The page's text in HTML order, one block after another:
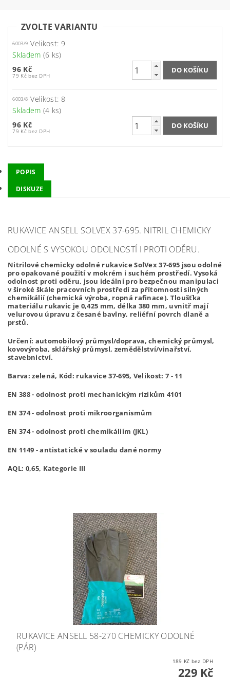
ZVOLTE VARIANTU
6003/9 Velikost: 9
Skladem (6 ks)
96 Kč
79 Kč bez DPH
6003/8 Velikost: 8
Skladem (4 ks)
96 Kč
79 Kč bez DPH
POPIS
DISKUZE
RUKAVICE ANSELL SOLVEX 37-695. NITRIL CHEMICKY
ODOLNÉ S VYSOKOU ODOLNOSTÍ I PROTI ODĚRU.
Nitrilové chemicky odolné rukavice SolVex 37-695 jsou odolné
pro opakované použití v mokrém i suchém prostředí. Vysoká
odolnost proti oděru, jsou ideální pro bezpečnou manipulaci
v široké škále pracovních prostředí za přítomnosti silných
chemikálií (chemická výroba, ropná rafinace). Tloušťka
materiálu rukavic je 0,425 mm, délka 380 mm, uvnitř mají
velurovou úpravu z česané bavlny, reliéfní povrch dlaně a
prstů.
Určení: automobilový průmysl/doprava, chemický průmysl,
kovovýroba, sklářský průmysl, zemědělství/vinařství,
stavebnictví.
Barva: zelená, Kód: rukavice 37-695, Velikost: 7 - 11
EN 388 - odolnost proti mechanickým rizikům 4101
EN 374 - odolnost proti mikroorganismům
EN 374 - odolnost proti chemikáliím (JKL)
EN 1149 - antistatické v souladu dané normy
AQL: 0,65, Kategorie III
RUKAVICE ANSELL 58-270 CHEMICKY ODOLNÉ
(PÁR)
189 Kč bez DPH
229 Kč